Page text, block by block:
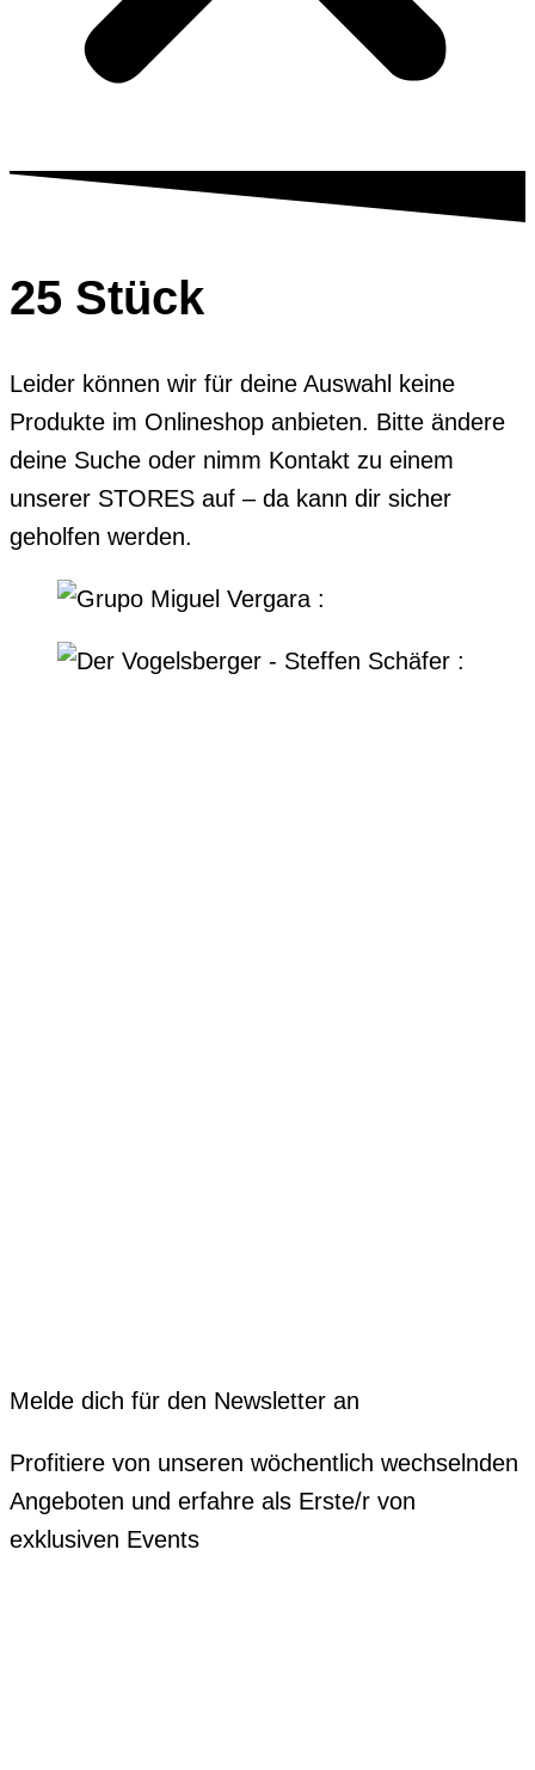
25 Stück
Leider können wir für deine Auswahl keine
Produkte im Onlineshop anbieten. Bitte ändere
deine Suche oder nimm Kontakt zu einem
unserer STORES auf – da kann dir sicher
geholfen werden.
Melde dich für den Newsletter an
Profitiere von unseren wöchentlich wechselnden
Angeboten und erfahre als Erste/r von
exklusiven Events